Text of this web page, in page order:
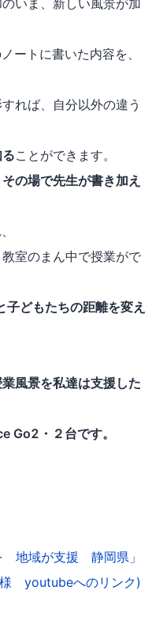
トに書いた内容を、
ば、自分以外の違う
ことができます。
その場で先生が書き加え
のまん中で授業がで
子どもたちの距離を変え
景を私達は支援した
Go2・２台です。
地域が支援 静岡県」
youtubeへのリンク)